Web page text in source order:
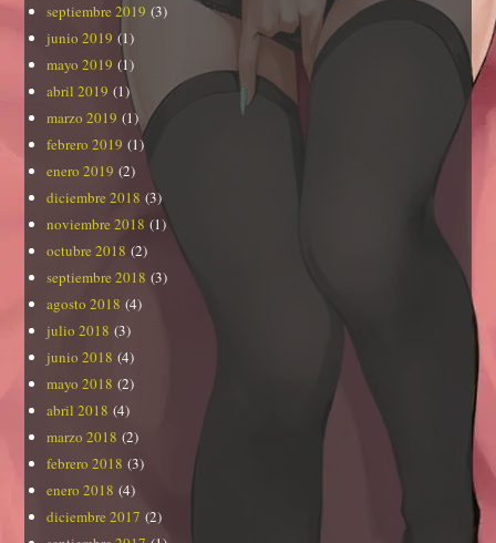
septiembre 2019 (3)
junio 2019 (1)
mayo 2019 (1)
abril 2019 (1)
marzo 2019 (1)
febrero 2019 (1)
enero 2019 (2)
diciembre 2018 (3)
noviembre 2018 (1)
octubre 2018 (2)
septiembre 2018 (3)
agosto 2018 (4)
julio 2018 (3)
junio 2018 (4)
mayo 2018 (2)
abril 2018 (4)
marzo 2018 (2)
febrero 2018 (3)
enero 2018 (4)
diciembre 2017 (2)